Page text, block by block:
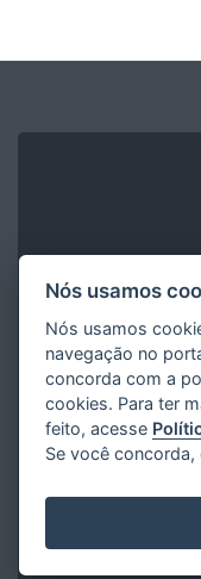
Arquivo
Secretaria de
Governo
R.
Nós usamos
Nós usamos
navegação no
concorda com a
cookies. Para ter
feito, acesse
Se você concorda,